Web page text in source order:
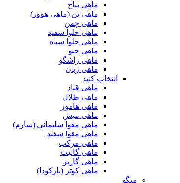
ماهی بیاح
ماهی تن (ماهی هوور)
ماهی چمن
ماهی حلوا سفید
ماهی حلوا سیاه
ماهی خنو
ماهی راشگو
ماهی زبان
انتخاب کنید
ماهی قباد
ماهی طلال
ماهی هامور
ماهی میش
ماهی مقوا سلیمانی (سارم)
ماهی مقوا سفید
ماهی مرکب
ماهی گالیت
ماهی گاریز
ماهی کوتر (بارکودا)
میگو